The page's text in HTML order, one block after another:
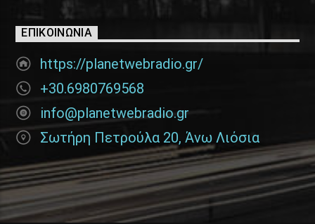
ΕΠΙΚΟΙΝΩΝΊΑ
https://planetwebradio.gr/
+30.6980769568
info@planetwebradio.gr
Σωτήρη Πετρούλα 20, Άνω Λιόσια